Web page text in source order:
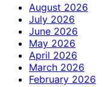
August 2026
July 2026
June 2026
May 2026
April 2026
March 2026
February 2026